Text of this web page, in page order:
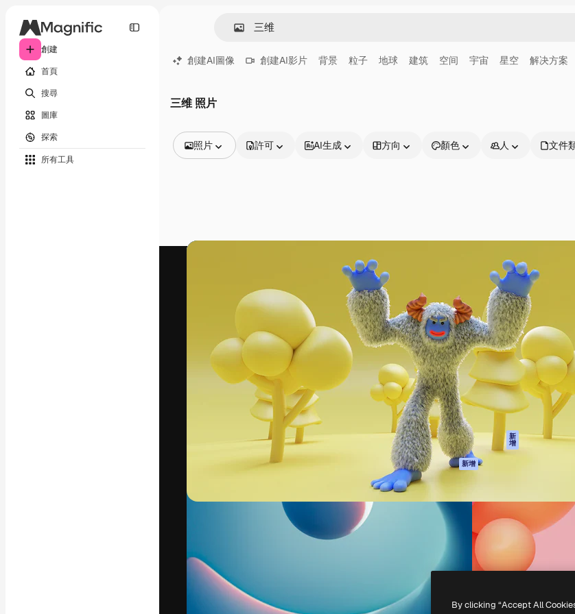
創建
首頁
搜尋
圖庫
探索
所有工具
創建AI圖像 創建AI影片 背景 粒子 地球 建筑 空间 宇宙 星空 解决方案
三维 照片
照片
視頻
許可 AI生成 方向 顏色 人 文件
引導你創作出最佳作品的創意平台。擁有超過
100萬訂閱者，涵蓋創意人士、企業、代理商
和工作室。
繁體中文 (香港)
產品
Spaces
AI助手
AI圖像生成器
AI視頻生成器
AI語音生成器
圖庫內容
MCP用於
Claude/ChatGPT
新
增
AI助手 新增
所有Magnific工具
Academy
文件
客服
使用條款
隱私政策
原創作品
Cookie
版權所有
By clicking “Accept All